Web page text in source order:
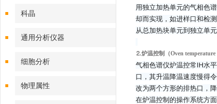
科晶
通用分析仪器
细胞分析
物理属性
用独立加热单元的气相色
却而实现，如进样口和检
从总加热块单元到独立单
⒉炉温控制（Oven
气相色谱仪炉温控常IH水
口，其升温降温速度慢得
改为两个方形的排热口，
在炉温控制的操作系统方